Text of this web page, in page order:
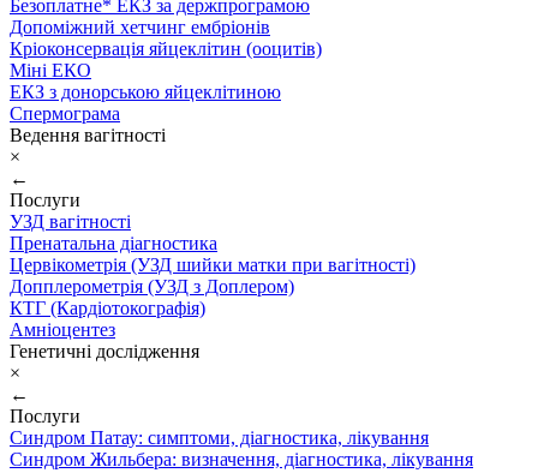
Безоплатне* ЕКЗ за держпрограмою
Допоміжний хетчинг ембріонів
Кріоконсервація яйцеклітин (ооцитів)
Міні ЕКО
ЕКЗ з донорською яйцеклітиною
Спермограма
Ведення вагітності
×
←
Послуги
УЗД вагітності
Пренатальна діагностика
Цервікометрія (УЗД шийки матки при вагітності)
Допплерометрія (УЗД з Доплером)
КТГ (Кардіотокографія)
Амніоцентез
Генетичні дослідження
×
←
Послуги
Синдром Патау: симптоми, дiагностика, лiкування
Синдром Жильбера: визначення, діагностика, лікування